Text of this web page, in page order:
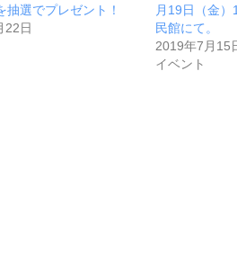
抽選でプレゼント！
22日
月19日（金
民館にて。
2019年7月15
イベント